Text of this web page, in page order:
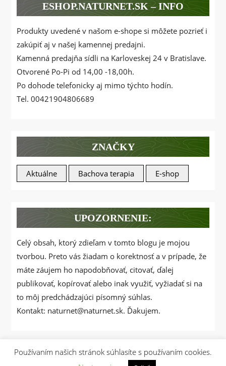
ESHOP.NATURNET.SK – INFO
Produkty uvedené v našom e-shope si môžete pozrieť i
zakúpiť aj v našej kamennej predajni.
Kamenná predajňa sídli na Karloveskej 24 v Bratislave.
Otvorené Po-Pi od 14,00 -18,00h.
Po dohode telefonicky aj mimo týchto hodín.
Tel. 00421904806689
ZNAČKY
Aktuálne Bachova terapia E-shop
UPOZORNENIE:
Celý obsah, ktorý zdieľam v tomto blogu je mojou
tvorbou. Preto vás žiadam o korektnosť a v prípade, že
máte záujem ho napodobňovať, citovať, ďalej
publikovať, kopírovať alebo inak využiť, vyžiadať si na
to môj predchádzajúci písomný súhlas.
Kontakt: naturnet@naturnet.sk. Ďakujem.
Používaním našich stránok súhlasíte s používaním cookies.